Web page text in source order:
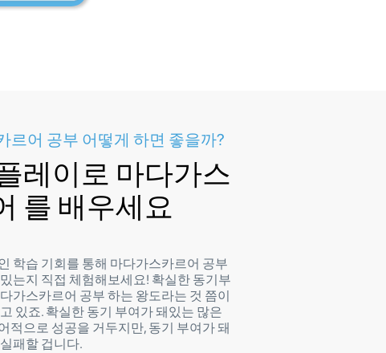
르어 공부 어떻게 하면 좋을까?
레이로 마다가스
를 배우세요
학습 기회를 통해 마다가스카르어 공부
는지 직접 체험해보세요! 확실한 동기부
가스카르어 공부 하는 왕도라는 것 쯤이
있죠. 확실한 동기 부여가 돼있는 많은
적으로 성공을 거두지만, 동기 부여가 돼
패할 겁니다.